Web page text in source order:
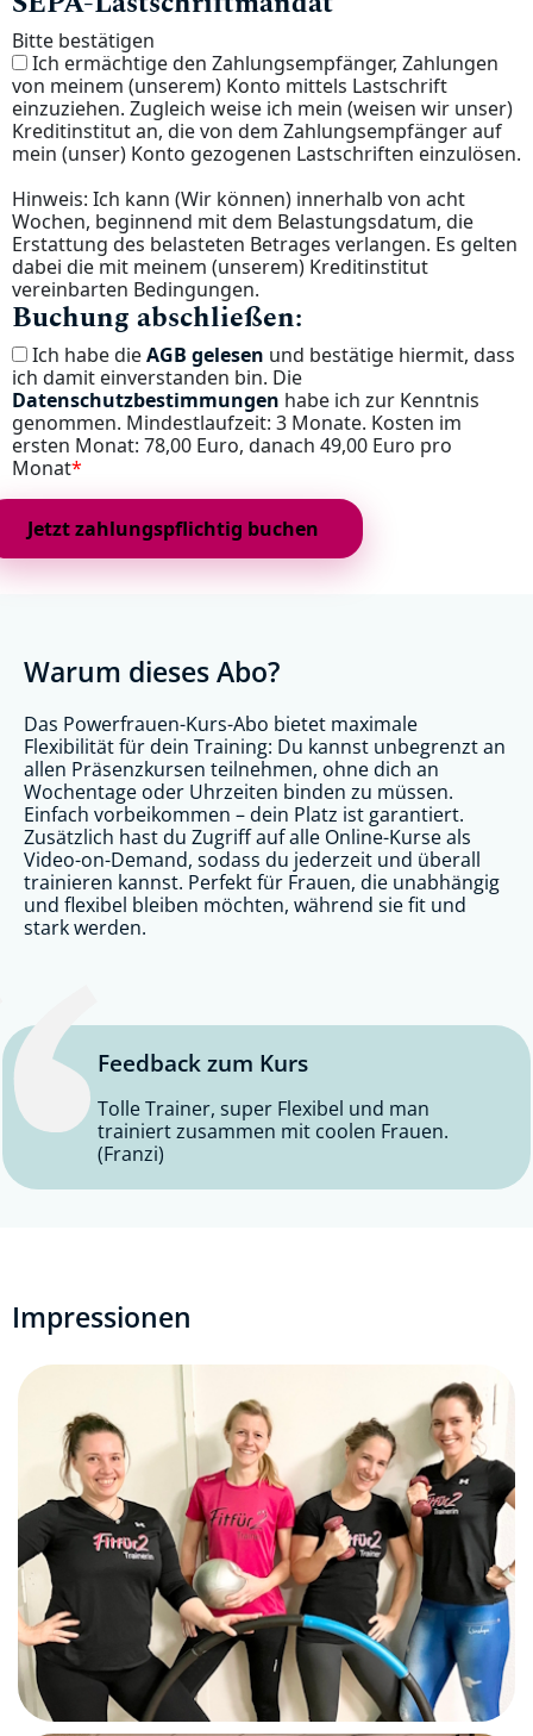
Bitte bestätigen
Ich ermächtige den Zahlungsempfänger, Zahlungen
von meinem (unserem) Konto mittels Lastschrift
einzuziehen. Zugleich weise ich mein (weisen wir unser)
Kreditinstitut an, die von dem Zahlungsempfänger auf
mein (unser) Konto gezogenen Lastschriften einzulösen.
Hinweis: Ich kann (Wir können) innerhalb von acht
Wochen, beginnend mit dem Belastungsdatum, die
Erstattung des belasteten Betrages verlangen. Es gelten
dabei die mit meinem (unserem) Kreditinstitut
vereinbarten Bedingungen.
Buchung abschließen:
Ich habe dieAGB gelesen und bestätige hiermit, dass
ich damit einverstanden bin. Die
Datenschutzbestimmungen habe ich zur Kenntnis
genommen. Mindestlaufzeit: 3 Monate. Kosten im
ersten Monat: 78,00 Euro, danach 49,00 Euro pro
Monat*
Warum dieses Abo?
Das Powerfrauen-Kurs-Abo bietet maximale
Flexibilität für dein Training: Du kannst unbegrenzt an
allen Präsenzkursen teilnehmen, ohne dich an
Wochentage oder Uhrzeiten binden zu müssen.
Einfach vorbeikommen – dein Platz ist garantiert.
Zusätzlich hast du Zugriff auf alle Online-Kurse als
Video-on-Demand, sodass du jederzeit und überall
trainieren kannst. Perfekt für Frauen, die unabhängig
und flexibel bleiben möchten, während sie fit und
stark werden.
Feedback zum Kurs
Tolle Trainer, super Flexibel und man
trainiert zusammen mit coolen Frauen.
(Franzi)
Impressionen